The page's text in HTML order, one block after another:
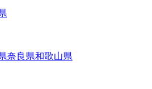
奈良県和歌山県